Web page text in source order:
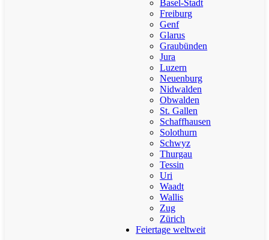
Basel-Stadt
Freiburg
Genf
Glarus
Graubünden
Jura
Luzern
Neuenburg
Nidwalden
Obwalden
St. Gallen
Schaffhausen
Solothurn
Schwyz
Thurgau
Tessin
Uri
Waadt
Wallis
Zug
Zürich
Feiertage weltweit